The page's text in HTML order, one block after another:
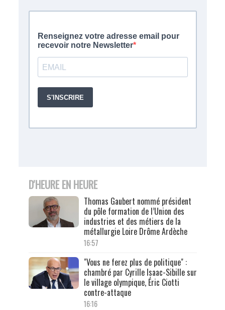
D'HEURE EN HEURE
Thomas Gaubert nommé président
du pôle formation de l’Union des
industries et des métiers de la
métallurgie Loire Drôme Ardèche
16:57
"Vous ne ferez plus de politique" :
chambré par Cyrille Isaac-Sibille sur
le village olympique, Éric Ciotti
contre-attaque
16:16